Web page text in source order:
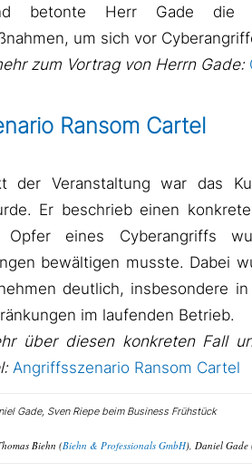
betonte Herr Gade die
um sich vor
zum Vortrag von Herrn Gade:
Ransom Cartel
der Veranstaltung war das
Er beschrieb einen
Opfer eines Cyberangriffs
bewältigen musste. Dabei
deutlich, insbesondere
im laufenden Betrieb.
über diesen konkreten Fall
Angriffsszenario Ransom Cartel
Biehn (Biehn & Professionals GmbH), Daniel Gade